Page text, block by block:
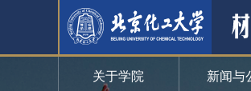
关于学院 新闻与